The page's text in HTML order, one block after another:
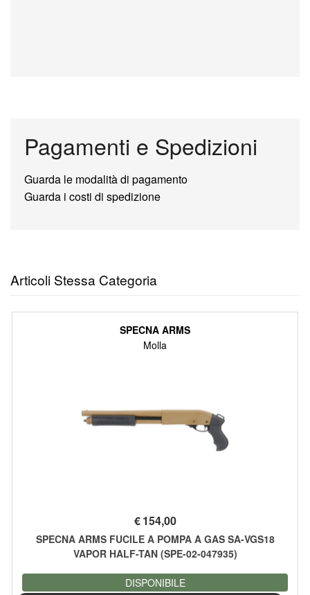
Pagamenti e Spedizioni
Guarda le modalità di pagamento
Guarda i costi di spedizione
Articoli Stessa Categoria
SPECNA ARMS
Molla
€154,00
SPECNA ARMS FUCILE A POMPA A GAS SA-VGS18
VAPOR HALF-TAN (SPE-02-047935)
DISPONIBILE